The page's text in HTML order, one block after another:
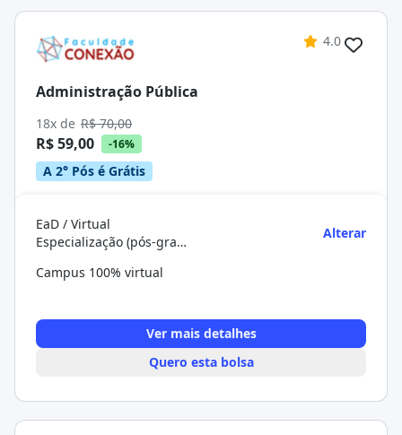
4.0
Administração Pública
18x de R$ 70,00
R$ 59,00 -16%
A 2° Pós é Grátis
EaD / Virtual
Especialização (pós-graduação)
Alterar
Campus 100% virtual
Ver mais detalhes
Quero esta bolsa